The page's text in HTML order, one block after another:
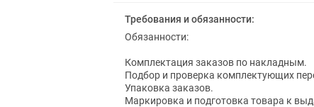
Требования и обязанности:
Обязанности:
Комплектация заказов по накладным.
Подбор и проверка комплектующих
Упаковка заказов.
Маркировка и подготовка товара к